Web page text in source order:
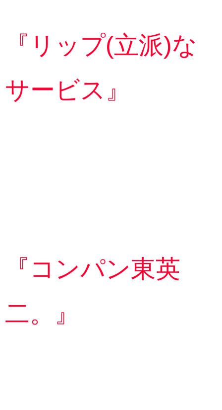
『リップ(立派)な
サービス』
『コンパン東英
二。』